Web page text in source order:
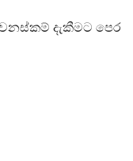
දැකීමට පෙර